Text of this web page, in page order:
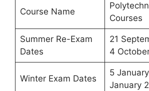
Course Name
Courses
Summer Re-Exam
Dates
21
4
Winter Exam Dates
5
January